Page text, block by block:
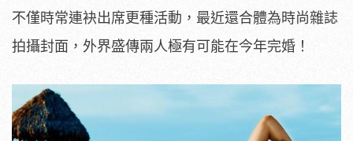
不僅時常連袂出席更種活動，最近還合體為時尚雜誌
拍攝封面，外界盛傳兩人極有可能在今年完婚！